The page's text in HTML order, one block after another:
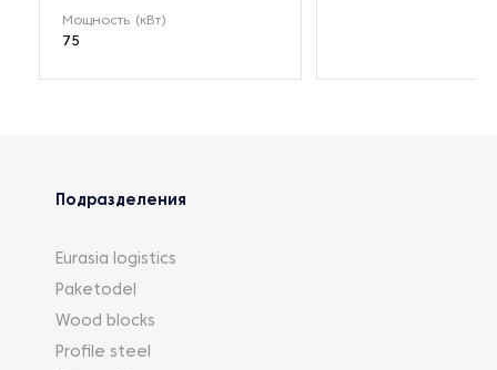
Мощность (кВт)
75
Подразделения
Eurasia logistics
Paketodel
Wood blocks
Profile steel